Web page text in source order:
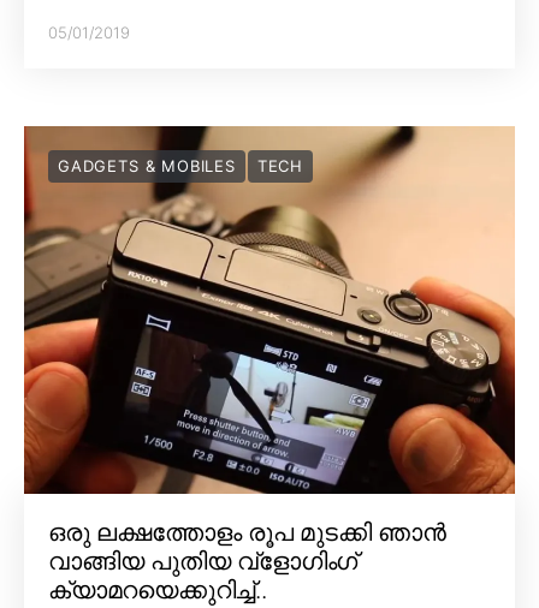
05/01/2019
GADGETS & MOBILES TECH
ഒരു ലക്ഷത്തോളം രൂപ മുടക്കി ഞാൻ
വാങ്ങിയ പുതിയ വ്‌ളോഗിംഗ്
ക്യാമറയെക്കുറിച്ച്..